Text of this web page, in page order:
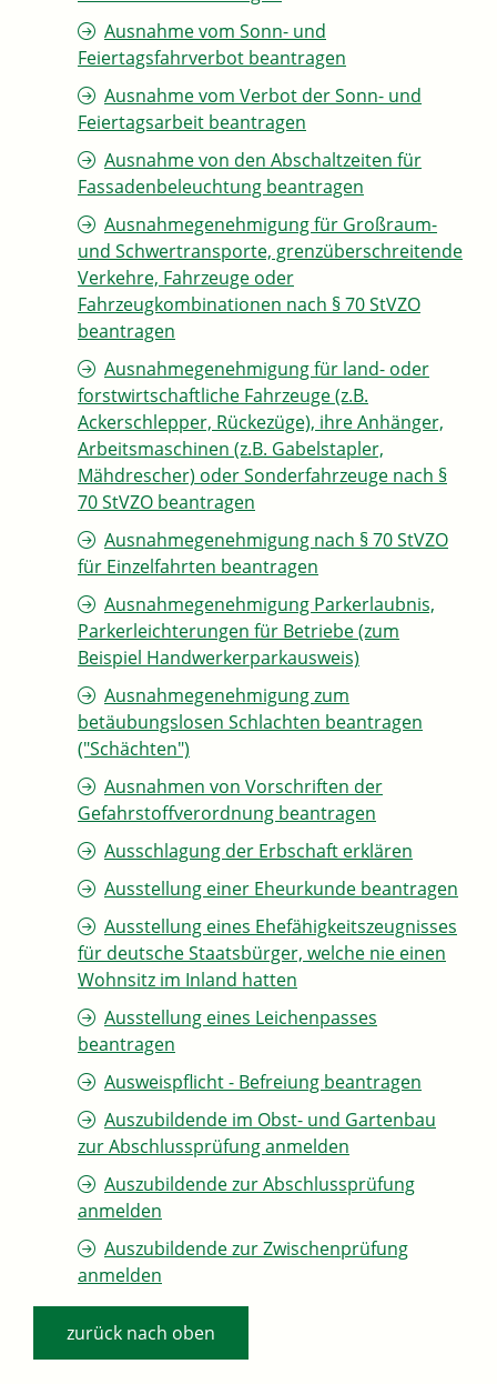
Ausnahme vom Sonn- und
Feiertagsfahrverbot beantragen
Ausnahme vom Verbot der Sonn- und
Feiertagsarbeit beantragen
Ausnahme von den Abschaltzeiten für
Fassadenbeleuchtung beantragen
Ausnahmegenehmigung für Großraum-
und Schwertransporte, grenzüberschreitende
Verkehre, Fahrzeuge oder
Fahrzeugkombinationen nach § 70 StVZO
beantragen
Ausnahmegenehmigung für land- oder
forstwirtschaftliche Fahrzeuge (z.B.
Ackerschlepper, Rückezüge), ihre Anhänger,
Arbeitsmaschinen (z.B. Gabelstapler,
Mähdrescher) oder Sonderfahrzeuge nach §
70 StVZO beantragen
Ausnahmegenehmigung nach § 70 StVZO
für Einzelfahrten beantragen
Ausnahmegenehmigung Parkerlaubnis,
Parkerleichterungen für Betriebe (zum
Beispiel Handwerkerparkausweis)
Ausnahmegenehmigung zum
betäubungslosen Schlachten beantragen
("Schächten")
Ausnahmen von Vorschriften der
Gefahrstoffverordnung beantragen
Ausschlagung der Erbschaft erklären
Ausstellung einer Eheurkunde beantragen
Ausstellung eines Ehefähigkeitszeugnisses
für deutsche Staatsbürger, welche nie einen
Wohnsitz im Inland hatten
Ausstellung eines Leichenpasses
beantragen
Ausweispflicht - Befreiung beantragen
Auszubildende im Obst- und Gartenbau
zur Abschlussprüfung anmelden
Auszubildende zur Abschlussprüfung
anmelden
Auszubildende zur Zwischenprüfung
anmelden
zurück nach oben